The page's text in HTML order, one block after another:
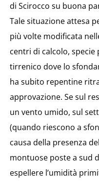
di Scirocco su buona
Tale situazione attesa
più volte modificata
centri di calcolo,
tirrenico dove lo
ha subito repentine
approvazione. Se sul
un vento umido, sul
(quando riescono a
causa della presenza
montuose poste a sud
espellere l’umidità